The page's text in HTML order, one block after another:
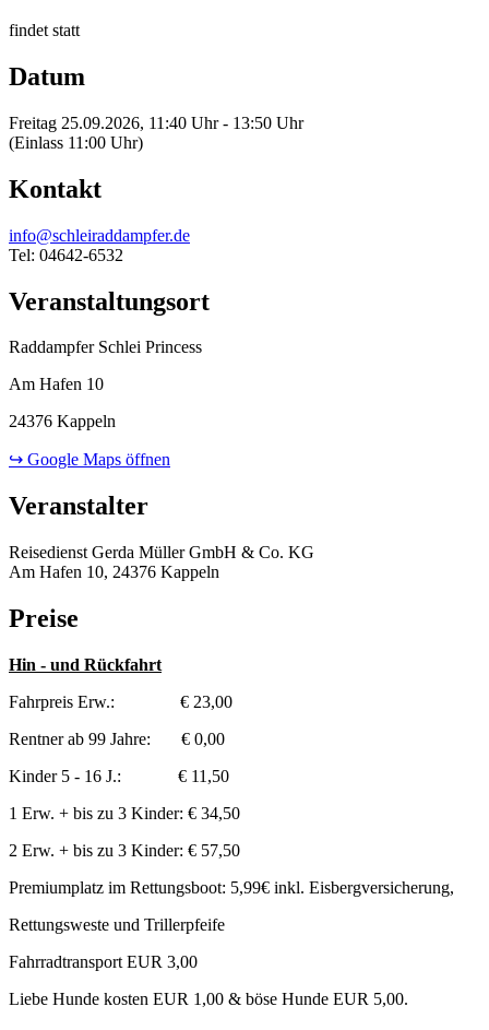
findet statt
Datum
Freitag 25.09.2026, 11:40 Uhr - 13:50 Uhr
(Einlass 11:00 Uhr)
Kontakt
info@schleiraddampfer.de
Tel: 04642-6532
Veranstaltungsort
Raddampfer Schlei Princess
Am Hafen 10
24376 Kappeln
↪ Google Maps öffnen
Veranstalter
Reisedienst Gerda Müller GmbH & Co. KG
Am Hafen 10, 24376 Kappeln
Preise
Hin - und Rückfahrt
Fahrpreis Erw.: € 23,00
Rentner ab 99 Jahre: € 0,00
Kinder 5 - 16 J.: € 11,50
1 Erw. + bis zu 3 Kinder: € 34,50
2 Erw. + bis zu 3 Kinder: € 57,50
Premiumplatz im Rettungsboot: 5,99€ inkl. Eisbergversicherung,
Rettungsweste und Trillerpfeife
Fahrradtransport EUR 3,00
Liebe Hunde kosten EUR 1,00 & böse Hunde EUR 5,00.